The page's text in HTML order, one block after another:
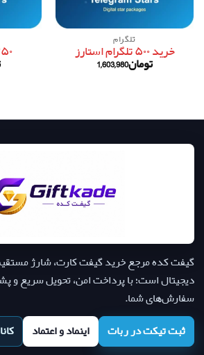
تلگرام
خرید ۵۰۰ تلگرام استارز
تومان1,603,980
۳۵۰
گیفت کده مرجع خرید گیفت کارت، شارژ
دیجیتال است؛ با پرداخت امن، تحویل سریع و
سفارش‌های شما.
ثبت تیکت در ربات
اینماد و اعتماد